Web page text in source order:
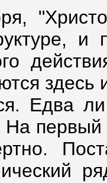
и
здесь
Едва
первый